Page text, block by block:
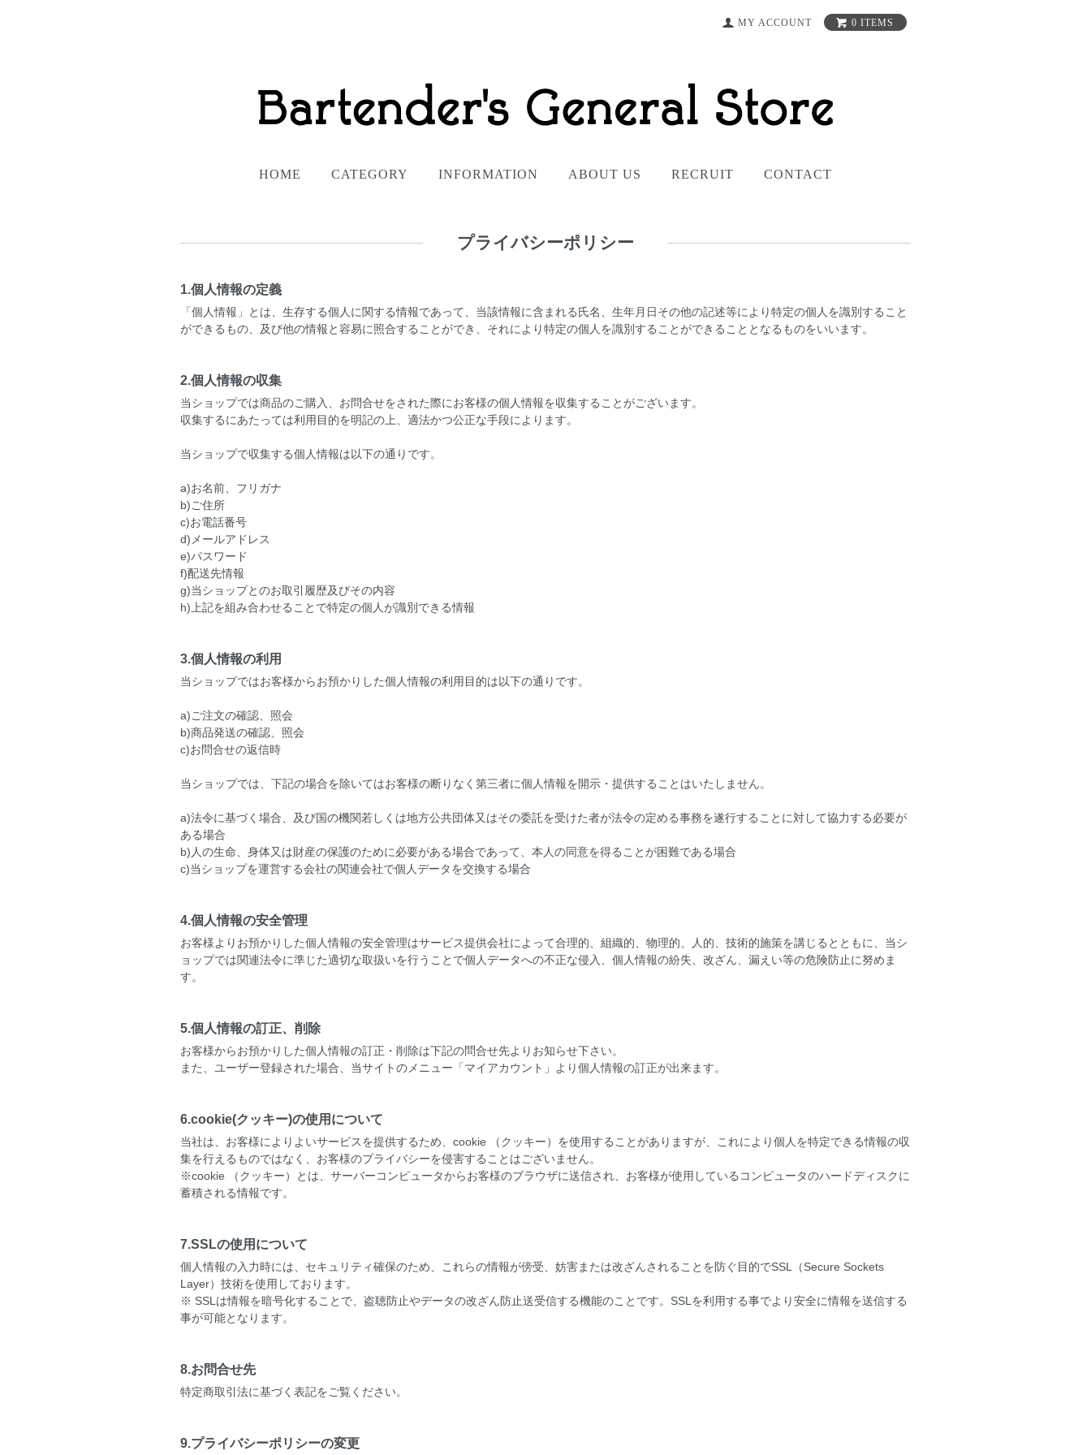
MY ACCOUNT 0 ITEMS
HOME CATEGORY INFORMATION ABOUT US RECRUIT CONTACT
プライバシーポリシー
1.個人情報の定義
「個人情報」とは、生存する個人に関する情報であって、当該情報に含まれる氏名、生年月日その他の記述等により特定の個人を識別すること
ができるもの、及び他の情報と容易に照合することができ、それにより特定の個人を識別することができることとなるものをいいます。
2.個人情報の収集
当ショップでは商品のご購入、お問合せをされた際にお客様の個人情報を収集することがございます。
収集するにあたっては利用目的を明記の上、適法かつ公正な手段によります。
当ショップで収集する個人情報は以下の通りです。
a)お名前、フリガナ
b)ご住所
c)お電話番号
d)メールアドレス
e)パスワード
f)配送先情報
g)当ショップとのお取引履歴及びその内容
h)上記を組み合わせることで特定の個人が識別できる情報
3.個人情報の利用
当ショップではお客様からお預かりした個人情報の利用目的は以下の通りです。
a)ご注文の確認、照会
b)商品発送の確認、照会
c)お問合せの返信時
当ショップでは、下記の場合を除いてはお客様の断りなく第三者に個人情報を開示・提供することはいたしません。
a)法令に基づく場合、及び国の機関若しくは地方公共団体又はその委託を受けた者が法令の定める事務を遂行することに対して協力する必要が
ある場合
b)人の生命、身体又は財産の保護のために必要がある場合であって、本人の同意を得ることが困難である場合
c)当ショップを運営する会社の関連会社で個人データを交換する場合
4.個人情報の安全管理
お客様よりお預かりした個人情報の安全管理はサービス提供会社によって合理的、組織的、物理的、人的、技術的施策を講じるとともに、当シ
ョップでは関連法令に準じた適切な取扱いを行うことで個人データへの不正な侵入、個人情報の紛失、改ざん、漏えい等の危険防止に努めま
す。
5.個人情報の訂正、削除
お客様からお預かりした個人情報の訂正・削除は下記の問合せ先よりお知らせ下さい。
また、ユーザー登録された場合、当サイトのメニュー「マイアカウント」より個人情報の訂正が出来ます。
6.cookie(クッキー)の使用について
当社は、お客様によりよいサービスを提供するため、cookie （クッキー）を使用することがありますが、これにより個人を特定できる情報の収
集を行えるものではなく、お客様のプライバシーを侵害することはございません。
※cookie （クッキー）とは、サーバーコンピュータからお客様のブラウザに送信され、お客様が使用しているコンピュータのハードディスクに
蓄積される情報です。
7.SSLの使用について
個人情報の入力時には、セキュリティ確保のため、これらの情報が傍受、妨害または改ざんされることを防ぐ目的でSSL（Secure Sockets
Layer）技術を使用しております。
※ SSLは情報を暗号化することで、盗聴防止やデータの改ざん防止送受信する機能のことです。SSLを利用する事でより安全に情報を送信する
事が可能となります。
8.お問合せ先
特定商取引法に基づく表記をご覧ください。
9.プライバシーポリシーの変更